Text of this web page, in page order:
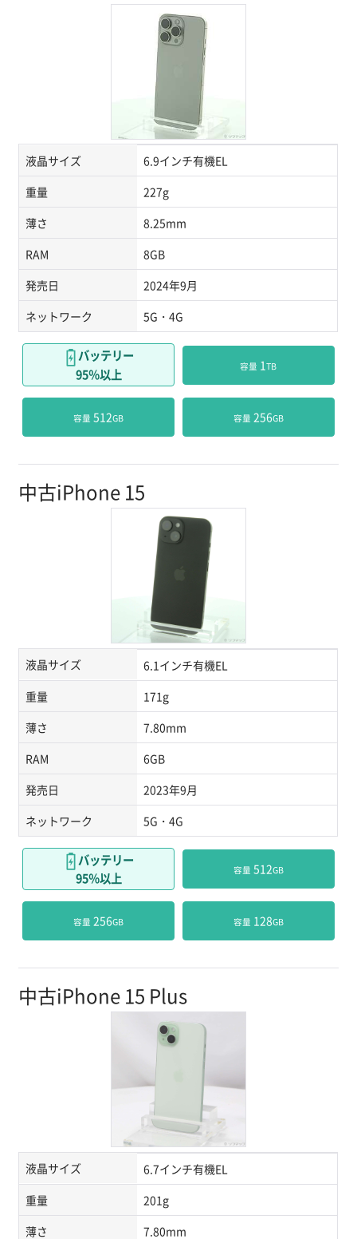
液晶サイズ
6.9インチ有機EL
重量
227g
薄さ
8.25mm
RAM
8GB
発売日
2024年9月
ネットワーク
5G・4G
バッテリー
95％以上
容量 1TB
容量 512GB 容量 256GB
中古iPhone 15
液晶サイズ
6.1インチ有機EL
重量
171g
薄さ
7.80mm
RAM
6GB
発売日
2023年9月
ネットワーク
5G・4G
バッテリー
95％以上
容量 512GB
容量 256GB 容量 128GB
中古iPhone 15 Plus
液晶サイズ
6.7インチ有機EL
重量
201g
薄さ
7.80mm